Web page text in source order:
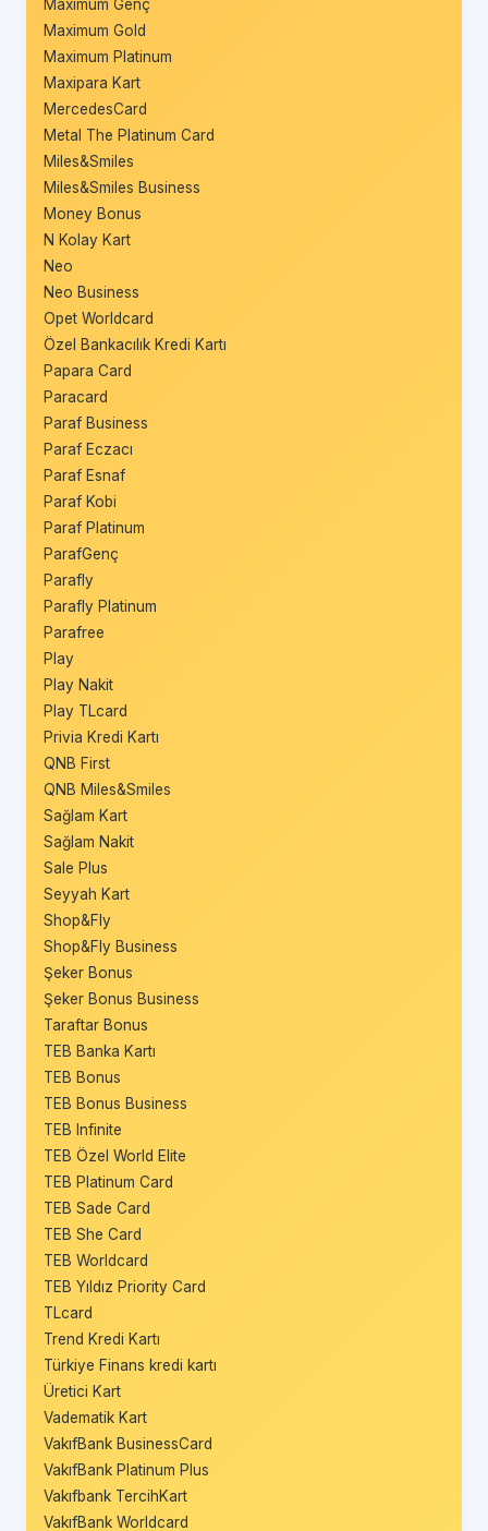
Maximum Genç
Maximum Gold
Maximum Platinum
Maxipara Kart
MercedesCard
Metal The Platinum Card
Miles&Smiles
Miles&Smiles Business
Money Bonus
N Kolay Kart
Neo
Neo Business
Opet Worldcard
Özel Bankacılık Kredi Kartı
Papara Card
Paracard
Paraf Business
Paraf Eczacı
Paraf Esnaf
Paraf Kobi
Paraf Platinum
ParafGenç
Parafly
Parafly Platinum
Parafree
Play
Play Nakit
Play TLcard
Privia Kredi Kartı
QNB First
QNB Miles&Smiles
Sağlam Kart
Sağlam Nakit
Sale Plus
Seyyah Kart
Shop&Fly
Shop&Fly Business
Şeker Bonus
Şeker Bonus Business
Taraftar Bonus
TEB Banka Kartı
TEB Bonus
TEB Bonus Business
TEB Infinite
TEB Özel World Elite
TEB Platinum Card
TEB Sade Card
TEB She Card
TEB Worldcard
TEB Yıldız Priority Card
TLcard
Trend Kredi Kartı
Türkiye Finans kredi kartı
Üretici Kart
Vadematik Kart
VakıfBank BusinessCard
VakıfBank Platinum Plus
Vakıfbank TercihKart
VakıfBank Worldcard